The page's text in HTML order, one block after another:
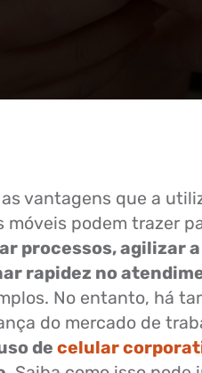
vantagens que a
móveis podem trazer
processos, agilizar
rapidez no
No entanto, há
do mercado de
de celular